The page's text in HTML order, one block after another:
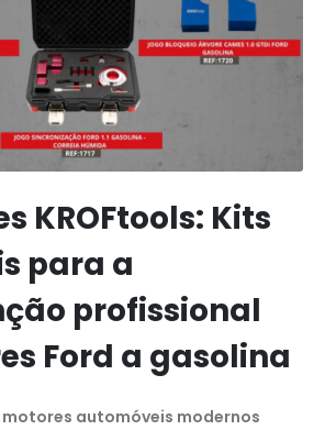
KROFtools: Kits
para a
profissional
Ford a gasolina
automóveis modernos